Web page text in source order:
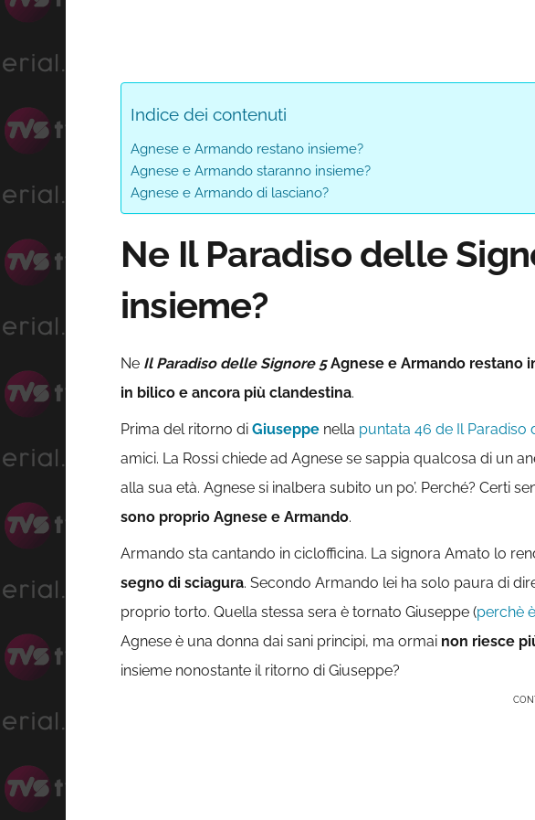
Indice dei contenuti
Agnese e Armando restano insieme?
Agnese e Armando staranno insieme?
Agnese e Armando di lasciano?
Ne Il Paradiso delle
insieme?
Ne Il Paradiso delle Signore 5Agnese e Armando restano
in bilico e ancora più clandestina.
Prima del ritorno di Giuseppe nella puntata 46 de Il Paradiso
amici. La Rossi chiede ad Agnese se sappia qualcosa di un
alla sua età. Agnese si inalbera subito un po’. Perché? Certi
sono proprio Agnese e Armando.
Armando sta cantando in ciclofficina. La signora Amato lo
segno di sciagura. Secondo Armando lei ha solo paura di
proprio torto. Quella stessa sera è tornato Giuseppe (perchè
Agnese è una donna dai sani principi, ma ormai non riesce
insieme nonostante il ritorno di Giuseppe?